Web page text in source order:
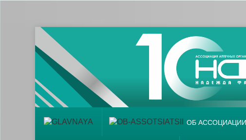
Об ассоциации
Наши аптеки
Новости и акции
Информация
ОБ АССОЦИАЦИИ